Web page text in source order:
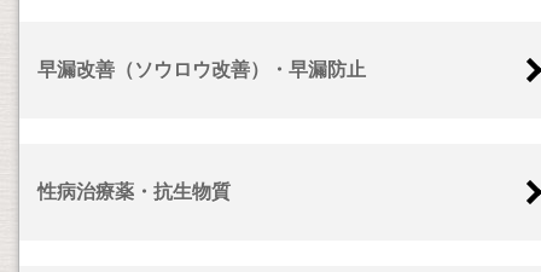
早漏改善（ソウロウ改善）・早漏防止
性病治療薬・抗生物質